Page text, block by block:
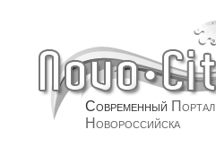
Современный Портал
Новороссийска